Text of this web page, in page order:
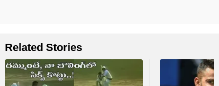
Related Stories